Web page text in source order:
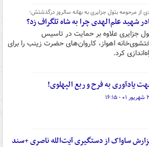
از مرحومه بتول جزایری به بهانه سالروز درگذشتش؛
شهید علم‌الهدی چرا به شاه تلگراف زد؟
جزایری علاوه بر حمایت در تاسیس
اهواز، کاروان‌های حضرت زینب را برای
کرد.
یادآوری به فرح و ربع الپهلوی!
ساواک از دستگیری آیت‌الله ناصری +سند